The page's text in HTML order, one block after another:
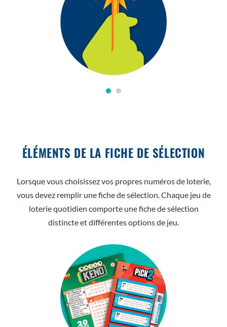
ÉLÉMENTS DE LA FICHE DE SÉLECTION
Lorsque vous choisissez vos propres numéros de loterie,
vous devez remplir une fiche de sélection. Chaque jeu de
loterie quotidien comporte une fiche de sélection
distincte et différentes options de jeu.